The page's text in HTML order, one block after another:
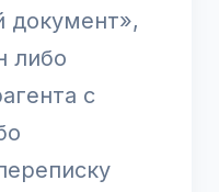
документ»,
либо
с